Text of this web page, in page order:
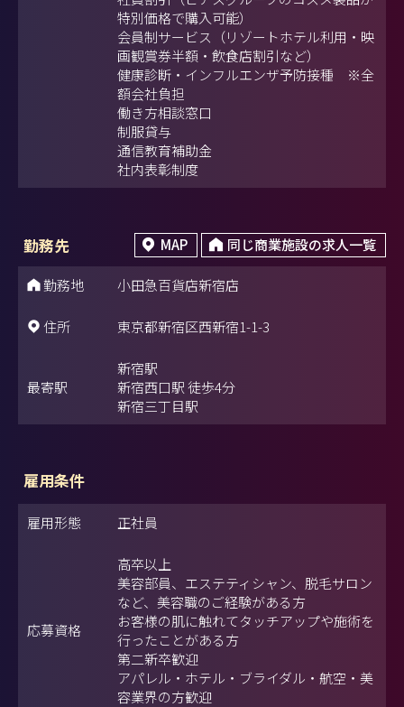
特別価格で購入可能）
会員制サービス（リゾートホテル利用・映
画観賞券半額・飲食店割引など）
健康診断・インフルエンザ予防接種 ※全
額会社負担
働き方相談窓口
制服貸与
通信教育補助金
社内表彰制度
勤務先 MAP 同じ商業施設の求人一覧
勤務地 小田急百貨店新宿店
住所 東京都新宿区西新宿1-1-3
最寄駅
新宿駅
新宿西口駅 徒歩4分
新宿三丁目駅
雇用条件
雇用形態 正社員
応募資格
高卒以上
美容部員、エステティシャン、脱毛サロン
など、美容職のご経験がある方
お客様の肌に触れてタッチアップや施術を
行ったことがある方
第二新卒歓迎
アパレル・ホテル・ブライダル・航空・美
容業界の方歓迎